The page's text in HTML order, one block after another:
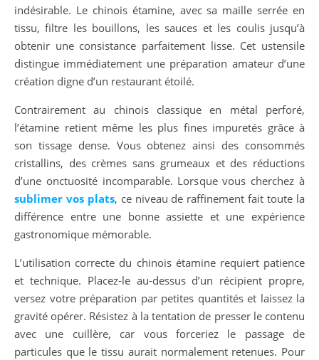
indésirable. Le chinois étamine, avec sa maille serrée en
tissu, filtre les bouillons, les sauces et les coulis jusqu’à
obtenir une consistance parfaitement lisse. Cet ustensile
distingue immédiatement une préparation amateur d’une
création digne d’un restaurant étoilé.
Contrairement au chinois classique en métal perforé,
l’étamine retient même les plus fines impuretés grâce à
son tissage dense. Vous obtenez ainsi des consommés
cristallins, des crèmes sans grumeaux et des réductions
d’une onctuosité incomparable. Lorsque vous cherchez à
sublimer vos plats, ce niveau de raffinement fait toute la
différence entre une bonne assiette et une expérience
gastronomique mémorable.
L’utilisation correcte du chinois étamine requiert patience
et technique. Placez-le au-dessus d’un récipient propre,
versez votre préparation par petites quantités et laissez la
gravité opérer. Résistez à la tentation de presser le contenu
avec une cuillère, car vous forceriez le passage de
particules que le tissu aurait normalement retenues. Pour